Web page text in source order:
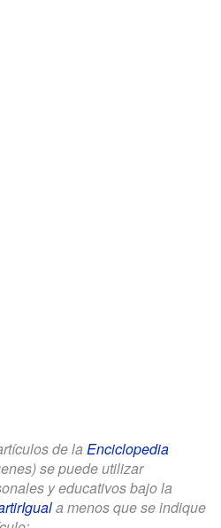
de la Enciclopedia
se puede utilizar
y educativos bajo la
a menos que se indique